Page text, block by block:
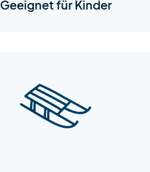
Geeignet für Kinder